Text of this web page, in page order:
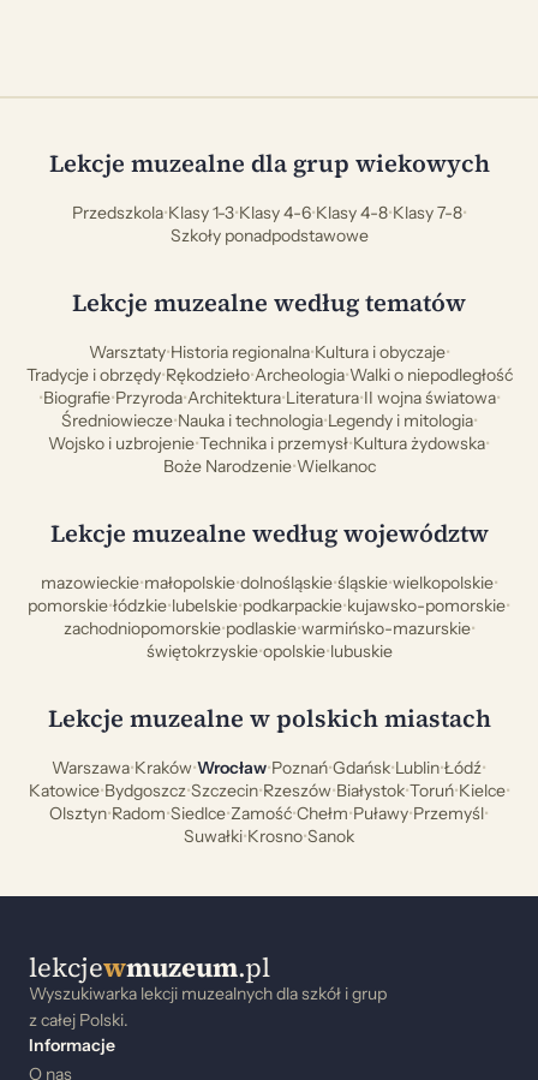
Lekcje muzealne dla grup wiekowych
Przedszkola•Klasy 1-3•Klasy 4-6•Klasy 4-8•Klasy 7-8•
Szkoły ponadpodstawowe
Lekcje muzealne według tematów
Warsztaty•Historia regionalna•Kultura i obyczaje•
Tradycje i obrzędy•Rękodzieło•Archeologia•Walki o niepodległość
•Biografie•Przyroda•Architektura•Literatura•II wojna światowa•
Średniowiecze•Nauka i technologia•Legendy i mitologia•
Wojsko i uzbrojenie•Technika i przemysł•Kultura żydowska•
Boże Narodzenie•Wielkanoc
Lekcje muzealne według województw
mazowieckie•małopolskie•dolnośląskie•śląskie•wielkopolskie•
pomorskie•łódzkie•lubelskie•podkarpackie•kujawsko-pomorskie•
zachodniopomorskie•podlaskie•warmińsko-mazurskie•
świętokrzyskie•opolskie•lubuskie
Lekcje muzealne w polskich miastach
Warszawa•Kraków•Wrocław•Poznań•Gdańsk•Lublin•Łódź•
Katowice•Bydgoszcz•Szczecin•Rzeszów•Białystok•Toruń•Kielce•
Olsztyn•Radom•Siedlce•Zamość•Chełm•Puławy•Przemyśl•
Suwałki•Krosno•Sanok
lekcjewmuzeum.pl
Wyszukiwarka lekcji muzealnych dla szkół i grup
z całej Polski.
Informacje
O nas